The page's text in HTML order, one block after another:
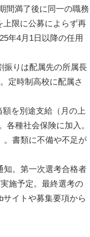
間満了後に同一の職務
上限に公募によらず再
年4月1日以降の任用
振りは配属先の所属長
定時制高校に配属さ
を別途支給（月の上
各種社会保険に加入。
。書類に不備や不足が
。第一次選考合格者
施予定。最終選考の
イトや募集要項から